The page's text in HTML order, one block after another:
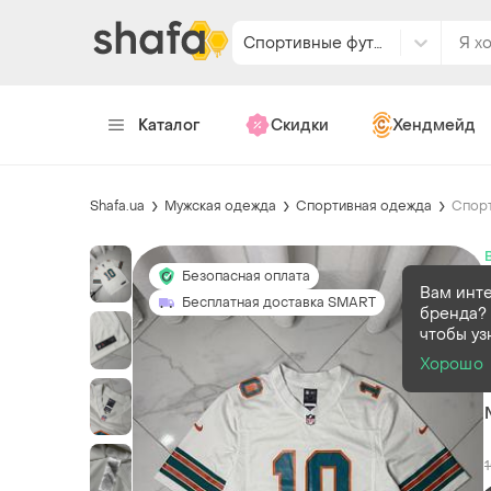
Спортивные футболки
Каталог Скидки Хендмейд
Shafa.ua Мужская одежда Спортивная одежда
Безопасная оплата
Бесплатная доставка SMART
Вам
чтобы
Хорошо